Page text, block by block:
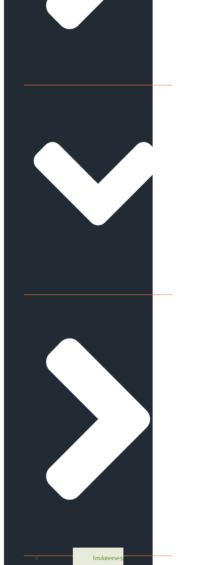
Imágenes